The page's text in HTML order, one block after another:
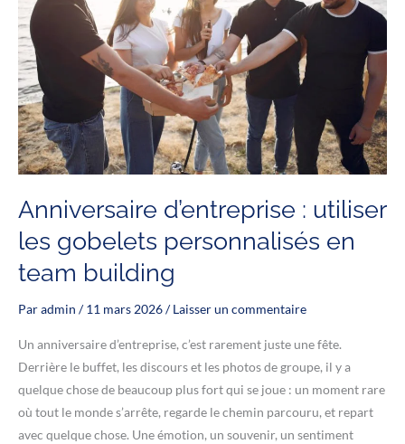
Anniversaire d’entreprise : utiliser
les gobelets personnalisés en
team building
Paradmin /11 mars 2026/Laisser un commentaire
Un anniversaire d’entreprise, c’est rarement juste une fête.
Derrière le buffet, les discours et les photos de groupe, il y a
quelque chose de beaucoup plus fort qui se joue : un moment rare
où tout le monde s’arrête, regarde le chemin parcouru, et repart
avec quelque chose. Une émotion, un souvenir, un sentiment